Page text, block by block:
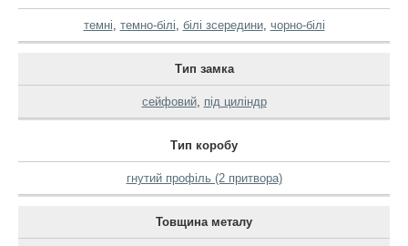
темні темно-білі білі зсередини, чорно-білі
Тип замка
сейфовий, під циліндр
Тип коробу
гнутий профіль (2 притвора)
Товщина металу